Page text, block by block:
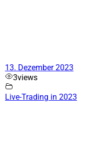
13. Dezember 2023
3views
Live-Trading in 2023